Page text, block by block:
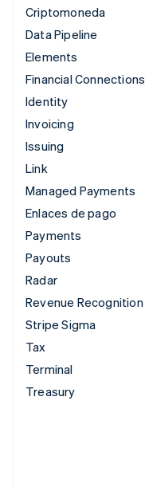
Criptomoneda
Data Pipeline
Elements
Financial Connections
Identity
Invoicing
Issuing
Link
Managed Payments
Enlaces de pago
Payments
Payouts
Radar
Revenue Recognition
Stripe Sigma
Tax
Terminal
Treasury